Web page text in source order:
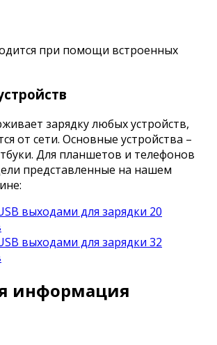
при помощи встроенных
зарядку любых устройств,
от сети. Основные устройства –
Для планшетов и телефонов
представленные на нашем
выходами для зарядки 20
выходами для зарядки 32
информация